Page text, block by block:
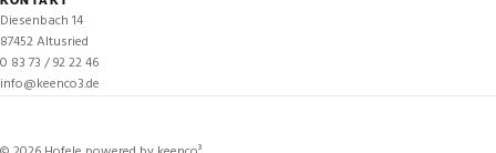
Diesenbach 14
87452 Altusried
0 83 73 / 92 22 46
info@keenco3.de